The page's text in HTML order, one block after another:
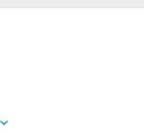
877 (Viber /